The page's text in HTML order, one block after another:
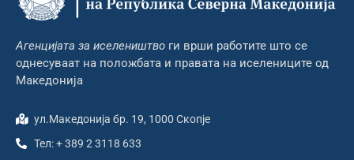
Агенцијата за иселеништво ги врши работите што се
однесуваат на положбата и правата на иселениците од
Македонија
ул.Македонија бр. 19, 1000 Скопје
Тел: + 389 2 3118 633